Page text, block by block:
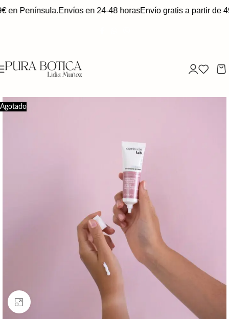
en Península.Envíos en 24-48 horasEnvío gratis a partir de
Agotado
Clic para ampliar